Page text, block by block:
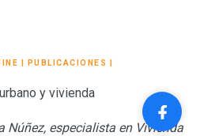
PUBLICACIONES
Núñez, especialista en Vivienda